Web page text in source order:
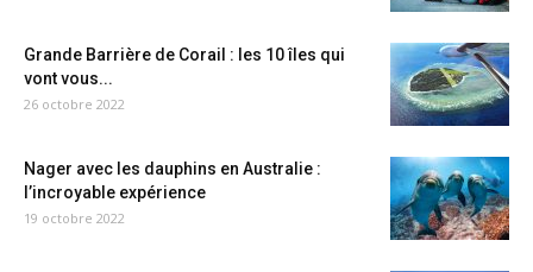
Grande Barrière de Corail : les 10 îles qui
vont vous...
26 octobre 2022
Nager avec les dauphins en Australie :
l’incroyable expérience
19 octobre 2022